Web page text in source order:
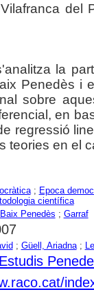
del
la
Penedès i
sobre
en
regressió
teories en el
; Epoca
científica
Baix Penedès ; Garraf
; Güell, Ariadna;